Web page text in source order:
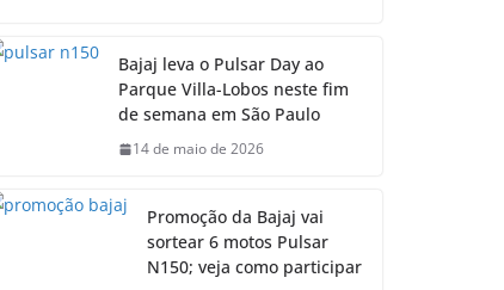
Bajaj leva o Pulsar Day ao
Parque Villa-Lobos neste fim
de semana em São Paulo
14 de maio de 2026
Promoção da Bajaj vai
sortear 6 motos Pulsar
N150; veja como participar